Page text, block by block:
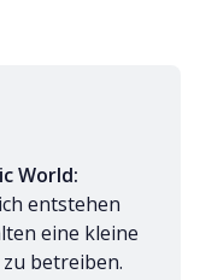
World:
entstehen
eine kleine
betreiben.